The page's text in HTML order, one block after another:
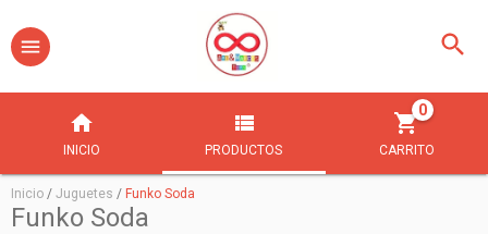
INICIO PRODUCTOS CARRITO
0
Inicio / Juguetes / Funko Soda
Funko Soda